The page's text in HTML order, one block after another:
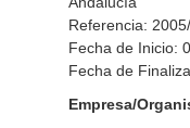
Referencia:
Fecha de Inicio:
Fecha de
Empresa/